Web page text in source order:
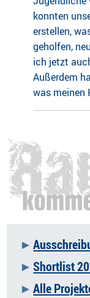
konnten
erstellen,
geholfen,
ich jetzt
Außerdem
was meinen
Navigation
überspringen
Shortlist
Alle